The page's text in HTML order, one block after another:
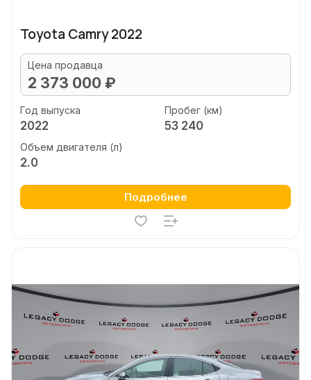
Toyota Camry 2022
Цена продавца
2 373 000 ₽
Год выпуска
2022
Пробег (км)
53 240
Объем двигателя (л)
2.0
Подробнее